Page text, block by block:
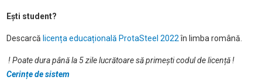
Ești student?
Descarcă licența educațională ProtaSteel 2022în limba română.
! Poate dura până la 5 zile lucrătoare să primești codul de licență!
Cerințe de sistem